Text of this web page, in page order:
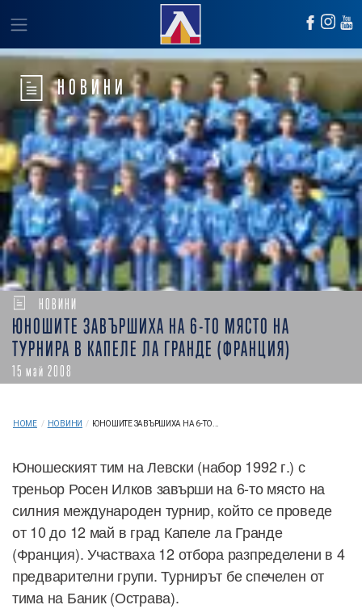
НОВИНИ
НОВИНИ
ЮНОШИТЕ ЗАВЪРШИХА НА 6-ТО МЯСТО НА
ТУРНИРА В КАПЕЛЕ ЛА ГРАНДЕ (ФРАНЦИЯ)
15 май 2008
HOME / НОВИНИ / ЮНОШИТЕ ЗАВЪРШИХА НА 6-ТО...
Юношеският тим на Левски (набор 1992 г.) с
треньор Росен Илков завърши на 6-то място на
силния международен турнир, който се проведе
от 10 до 12 май в град Капеле ла Гранде
(Франция). Участваха 12 отбора разпределени в 4
предварителни групи. Турнирът бе спечелен от
тима на Баник (Острава).